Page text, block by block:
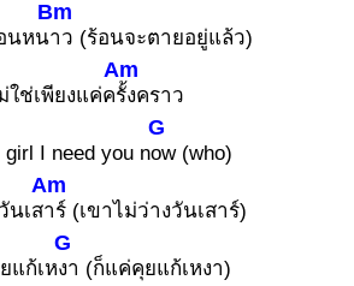
นหน
Bm
าว (ร้อนจะตายอยู่แล้ว)
ใช่เพียงแค่ค
Am
รั้งคราว
I need you n
G
ow (who)
นเส
Am
าร์ (เขาไม่ว่างวันเสาร์)
แก้เห
G
งา (ก็แค่คุยแก้เหงา)